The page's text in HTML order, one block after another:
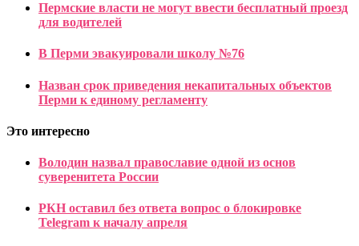
Пермские власти не могут ввести бесплатный проезд
для водителей
В Перми эвакуировали школу №76
Назван срок приведения некапитальных объектов
Перми к единому регламенту
Это интересно
Володин назвал православие одной из основ
суверенитета России
РКН оставил без ответа вопрос о блокировке
Telegram к началу апреля